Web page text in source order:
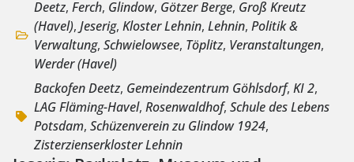
Deetz, Ferch, Glindow, Götzer Berge, Groß Kreutz
(Havel), Jeserig, Kloster Lehnin, Lehnin, Politik &
Verwaltung, Schwielowsee, Töplitz, Veranstaltungen,
Werder (Havel)
Backofen Deetz, Gemeindezentrum Göhlsdorf, KI 2,
LAG Fläming-Havel, Rosenwaldhof, Schule des Lebens
Potsdam, Schüzenverein zu Glindow 1924,
Zisterzienserkloster Lehnin